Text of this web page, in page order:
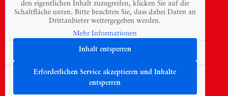
den eigentlichen Inhalt zuzugreifen, klicken Sie auf die
Schaltfläche unten. Bitte beachten Sie, dass dabei Daten an
Drittanbieter weitergegeben werden.
Mehr Informationen
Inhalt entsperren
Erforderlichen Service akzeptieren und Inhalte
entsperren